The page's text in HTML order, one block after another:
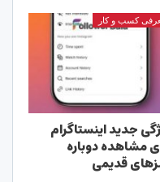
کسب و کار
جدید اینستاگرام
مشاهده دوباره
قدیمی